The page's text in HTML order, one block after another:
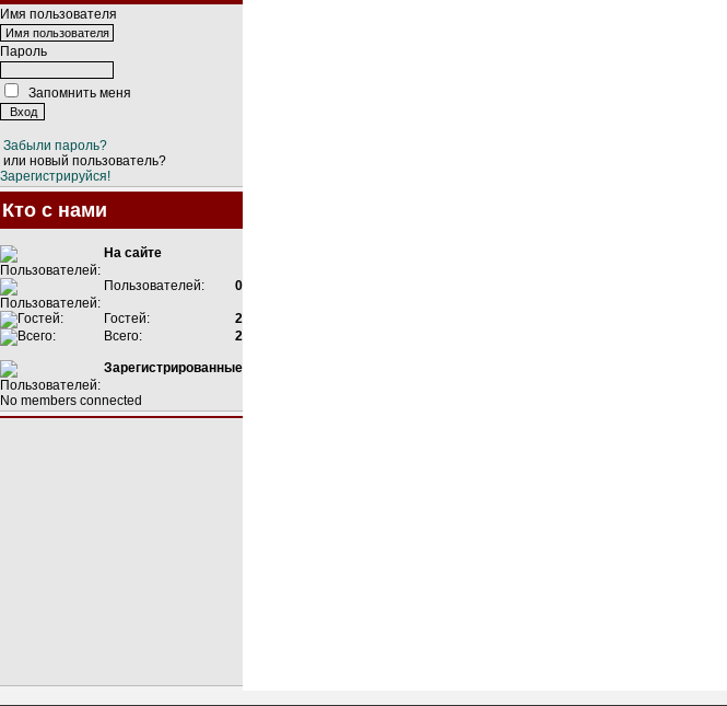
Имя пользователя
Пароль
Запомнить меня
Забыли пароль?
или новый пользователь?
Зарегистрируйся!
Кто с нами
На сайте
Пользователей: 0
Гостей:
2
Всего:
2
Зарегистрированные
No members connected